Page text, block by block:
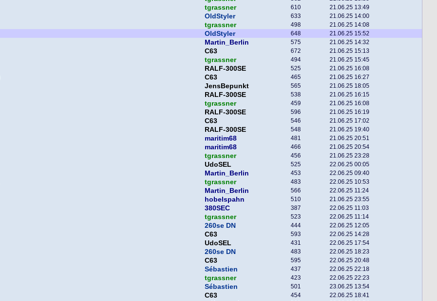
tgrassner 610 21.06.25 13:49
OldStyler 633 21.06.25 14:00
tgrassner 498 21.06.25 14:08
OldStyler 648 21.06.25 15:52
Martin_Berlin 575 21.06.25 14:32
C63 672 21.06.25 15:13
tgrassner 494 21.06.25 15:45
RALF-300SE 525 21.06.25 16:08
C63 465 21.06.25 16:27
JensBepunkt 565 21.06.25 18:05
RALF-300SE 538 21.06.25 16:15
tgrassner 459 21.06.25 16:08
RALF-300SE 596 21.06.25 16:19
C63 546 21.06.25 17:02
RALF-300SE 548 21.06.25 19:40
maritim68 481 21.06.25 20:51
maritim68 466 21.06.25 20:54
tgrassner 456 21.06.25 23:28
UdoSEL 525 22.06.25 00:05
Martin_Berlin 453 22.06.25 09:40
tgrassner 483 22.06.25 10:53
Martin_Berlin 566 22.06.25 11:24
hobelspahn 510 21.06.25 23:55
380SEC 387 22.06.25 11:03
tgrassner 523 22.06.25 11:14
260se DN 444 22.06.25 12:05
C63 593 22.06.25 14:28
UdoSEL 431 22.06.25 17:54
260se DN 483 22.06.25 18:23
C63 595 22.06.25 20:48
Sébastien 437 22.06.25 22:18
tgrassner 423 22.06.25 22:23
Sébastien 501 23.06.25 13:54
C63 454 22.06.25 18:41